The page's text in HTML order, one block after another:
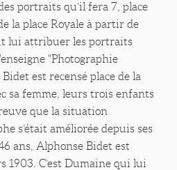
portraits qu’il fera 7, place
la place Royale à partir de
lui attribuer les portraits
"Photographie
est recensé place de la
sa femme, leurs trois enfants
que la situation
s’était améliorée depuis ses
ans, Alphonse Bidet est
1903. C’est Dumaine qui lui